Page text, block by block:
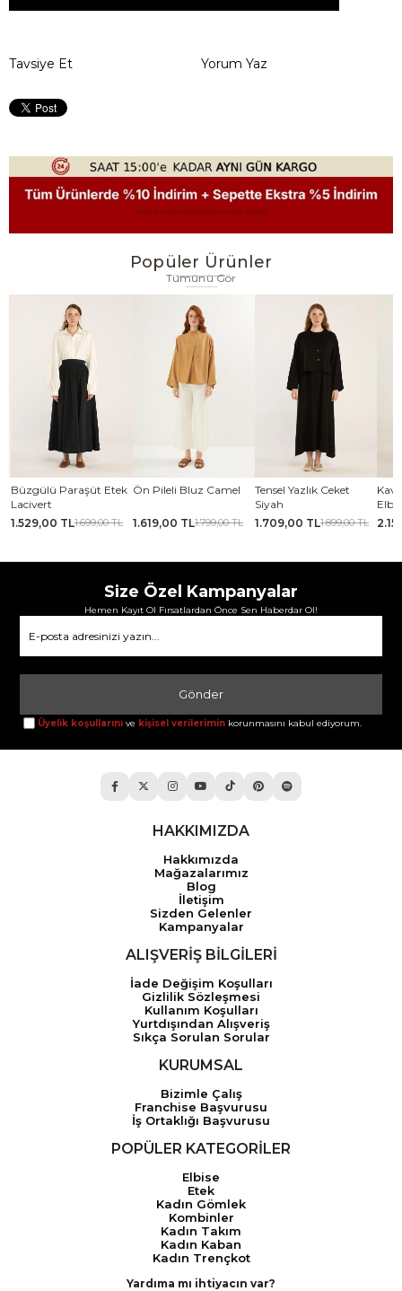
Tavsiye Et Yorum Yaz
Popüler Ürünler
Tümünü Gör
Büzgülü Paraşüt Etek
Lacivert
1.529,00 TL1.699,00 TL
Ön Pileli Bluz Camel
1.619,00 TL1.799,00 TL
Tensel Yazlık Ceket
Siyah
1.709,00 TL1.899,00 TL
Size Özel Kampanyalar
Hemen Kayıt Ol Fırsatlardan Önce Sen Haberdar Ol!
Gönder
Üyelik koşullarını ve kişisel verilerimin korunmasını kabul ediyorum.
HAKKIMIZDA
Hakkımızda
Mağazalarımız
Blog
İletişim
Sizden Gelenler
Kampanyalar
ALIŞVERİŞ BİLGİLERİ
İade Değişim Koşulları
Gizlilik Sözleşmesi
Kullanım Koşulları
Yurtdışından Alışveriş
Sıkça Sorulan Sorular
KURUMSAL
Bizimle Çalış
Franchise Başvurusu
İş Ortaklığı Başvurusu
POPÜLER KATEGORİLER
Elbise
Etek
Kadın Gömlek
Kombinler
Kadın Takım
Kadın Kaban
Kadın Trençkot
Yardıma mı ihtiyacın var?